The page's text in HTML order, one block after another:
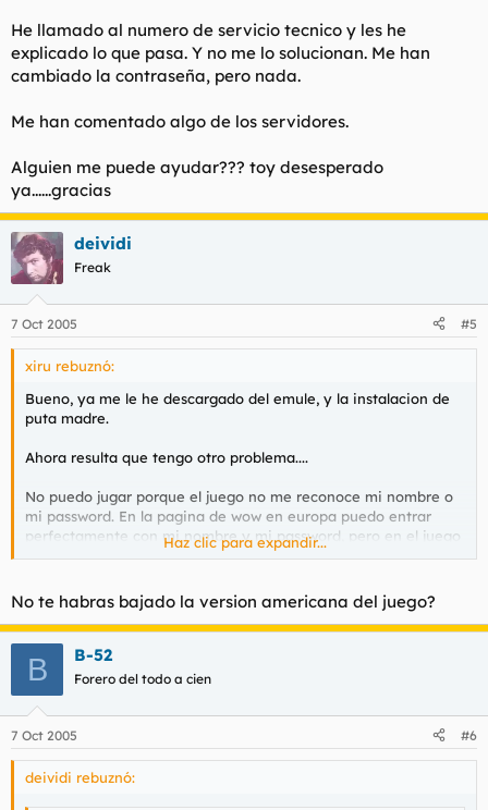
He llamado al numero de servicio tecnico y les he
explicado lo que pasa. Y no me lo solucionan. Me han
cambiado la contraseña, pero nada.
Me han comentado algo de los servidores.
Alguien me puede ayudar??? toy desesperado
ya......gracias
deividi
Freak
7 Oct 2005 #5
xiru rebuznó:
Bueno, ya me le he descargado del emule, y la instalacion de
puta madre.
Ahora resulta que tengo otro problema....
No puedo jugar porque el juego no me reconoce mi nombre o
mi password. En la pagina de wow en europa puedo entrar
perfectamente con mi nombre y mi password, pero en el juego
no me deja entrar.
He llamado al numero de servicio tecnico y les he explicado lo
que pasa. Y no me lo solucionan. Me han cambiado la
contraseña, pero nada.
Me han comentado algo de los servidores.
Alguien me puede ayudar??? toy desesperado ya......gracias
Haz clic para expandir...
No te habras bajado la version americana del juego?
B B-52
Forero del todo a cien
7 Oct 2005 #6
deividi rebuznó: